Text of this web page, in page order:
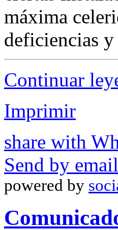
máxima
deficiencias
Continuar
Imprimir
share with
Send by email
powered by